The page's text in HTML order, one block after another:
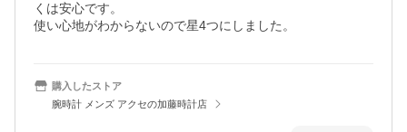
くは安心です。
使い心地がわからないので星4つにしました。
購入したストア
腕時計 メンズ アクセの加藤時計店